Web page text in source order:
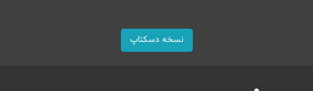
نسخه دسکتاپ